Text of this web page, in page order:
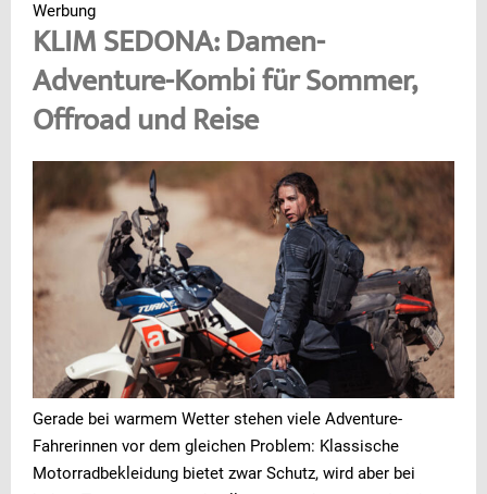
Werbung
KLIM SEDONA: Damen-
Adventure-Kombi für Sommer,
Offroad und Reise
Gerade bei warmem Wetter stehen viele Adventure-
Fahrerinnen vor dem gleichen Problem: Klassische
Motorradbekleidung bietet zwar Schutz, wird aber bei